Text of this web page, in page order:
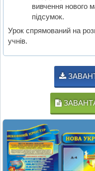
вивчення нового
підсумок.
Урок спрямований на
учнів.